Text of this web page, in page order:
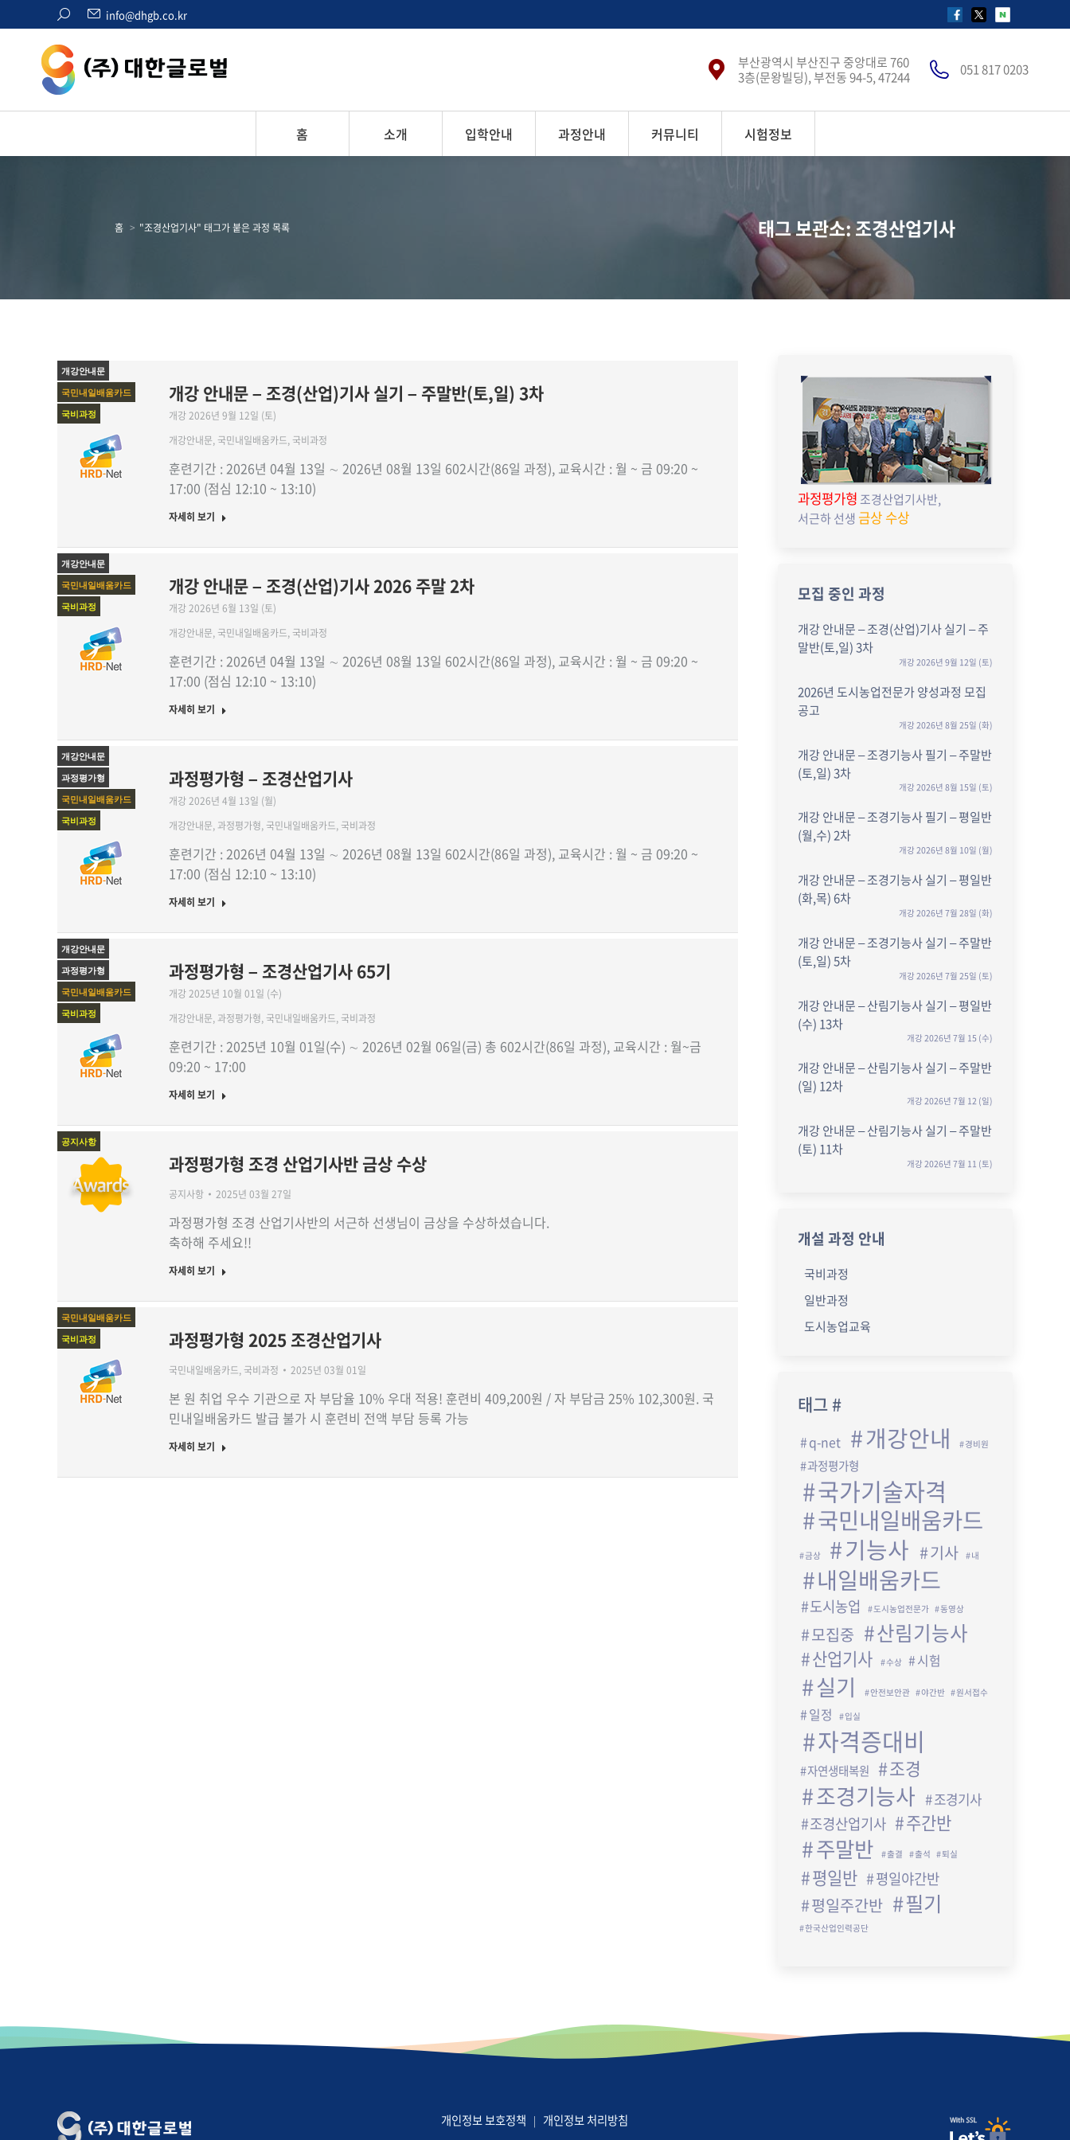
검
색:
info@dhgb.co.kr
페
스
페
에
X(구
위
페
네
버
로
부산광역시 부산진구 중앙대로 760
3층(문왕빌딩), 부전동 94-5, 47244
051 817 0203
홈 소개 입학안내 과정안내 커뮤니티 시험정보
홈 "조경산업기사" 태그가 붙은 과정 목록 태그 보관소: 조경산업기사
개강안내문
국민내일배움카드
국비과정
개강 안내문 – 조경(산업)기사 실기 – 주말반(토,일) 3차
개강 2026년 9월 12일 (토)
개강안내문,국민내일배움카드,국비과정
훈련기간 : 2026년 04월 13일 ∼ 2026년 08월 13일 602시간(86일 과정), 교육시간 : 월 ~ 금 09:20 ~
17:00 (점심 12:10 ~ 13:10)
자세히 보기
개강안내문
국민내일배움카드
국비과정
개강 안내문 – 조경(산업)기사 2026 주말 2차
개강 2026년 6월 13일 (토)
개강안내문,국민내일배움카드,국비과정
훈련기간 : 2026년 04월 13일 ∼ 2026년 08월 13일 602시간(86일 과정), 교육시간 : 월 ~ 금 09:20 ~
17:00 (점심 12:10 ~ 13:10)
자세히 보기
개강안내문
과정평가형
국민내일배움카드
국비과정
과정평가형 – 조경산업기사
개강 2026년 4월 13일 (월)
개강안내문, 과정평가형,국민내일배움카드,국비과정
훈련기간 : 2026년 04월 13일 ∼ 2026년 08월 13일 602시간(86일 과정), 교육시간 : 월 ~ 금 09:20 ~
17:00 (점심 12:10 ~ 13:10)
자세히 보기
개강안내문
과정평가형
국민내일배움카드
국비과정
과정평가형 – 조경산업기사 65기
개강 2025년 10월 01일 (수)
개강안내문, 과정평가형,국민내일배움카드,국비과정
훈련기간 : 2025년 10월 01일(수) ∼ 2026년 02월 06일(금) 총 602시간(86일 과정), 교육시간 : 월~금
09:20 ~ 17:00
자세히 보기
공지사항
과정평가형 조경 산업기사반 금상 수상
공지사항 2025년 03월 27일
과정평가형 조경 산업기사반의 서근하 선생님이 금상을 수상하셨습니다.
축하해 주세요!!
자세히 보기
국민내일배움카드
국비과정 과정평가형 2025 조경산업기사
국민내일배움카드,국비과정 2025년 03월 01일
본 원 취업 우수 기관으로 자 부담율 10% 우대 적용! 훈련비 409,200원 / 자 부담금 25% 102,300원. 국
민내일배움카드 발급 불가 시 훈련비 전액 부담 등록 가능
자세히 보기
과정평가형조경산업기사반,
서근하 선생 금상 수상
모집 중인 과정
개강 안내문 – 조경(산업)기사 실기 – 주
말반(토,일) 3차
개강 2026년 9월 12일 (토)
2026년 도시농업전문가 양성과정 모집
공고
개강 2026년 8월 25일 (화)
개강 안내문 – 조경기능사 필기 – 주말반
(토,일) 3차
개강 2026년 8월 15일 (토)
개강 안내문 – 조경기능사 필기 – 평일반
(월,수) 2차
개강 2026년 8월 10일 (월)
개강 안내문 – 조경기능사 실기 – 평일반
(화,목) 6차
개강 2026년 7월 28일 (화)
개강 안내문 – 조경기능사 실기 – 주말반
(토,일) 5차
개강 2026년 7월 25일 (토)
개강 안내문 – 산림기능사 실기 – 평일반
(수) 13차
개강 2026년 7월 15 (수)
개강 안내문 – 산림기능사 실기 – 주말반
(일) 12차
개강 2026년 7월 12 (일)
개강 안내문 – 산림기능사 실기 – 주말반
(토) 11차
개강 2026년 7월 11 (토)
개설 과정 안내
국비과정
일반과정
도시농업교육
태그 #
q-net 개강안내 경비원
과정평가형
국가기술자격
국민내일배움카드
금상 기능사 기사 내
내일배움카드
도시농업 도시농업전문가 동영상
모집중 산림기능사
산업기사 수상 시험
실기 안전보안관 야간반 원서접수
일정 입실
자격증대비
자연생태복원 조경
조경기능사 조경기사
조경산업기사 주간반
주말반 출결 출석 퇴실
평일반 평일야간반
평일주간반 필기
한국산업인력공단
개인정보 보호정책 개인정보 처리방침